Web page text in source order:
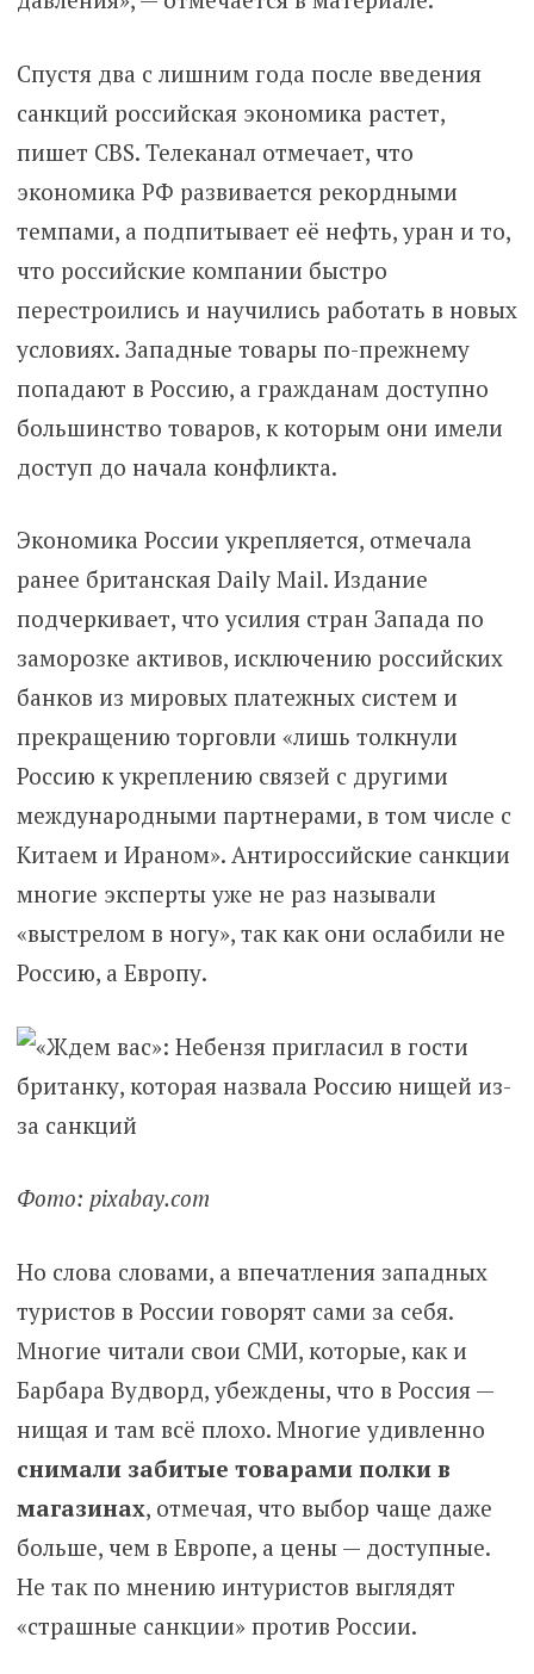
Спустя два с лишним года после введения
санкций российская экономика растет,
пишет CBS. Телеканал отмечает, что
экономика РФ развивается рекордными
темпами, а подпитывает её нефть, уран и то,
что российские компании быстро
перестроились и научились работать в новых
условиях. Западные товары по-прежнему
попадают в Россию, а гражданам доступно
большинство товаров, к которым они имели
доступ до начала конфликта.
Экономика России укрепляется, отмечала
ранее британская Daily Mail. Издание
подчеркивает, что усилия стран Запада по
заморозке активов, исключению российских
банков из мировых платежных систем и
прекращению торговли «лишь толкнули
Россию к укреплению связей с другими
международными партнерами, в том числе с
Китаем и Ираном». Антироссийские санкции
многие эксперты уже не раз называли
«выстрелом в ногу», так как они ослабили не
Россию, а Европу.
Фото: pixabay.com
Но слова словами, а впечатления западных
туристов в России говорят сами за себя.
Многие читали свои СМИ, которые, как и
Барбара Вудворд, убеждены, что в Россия —
нищая и там всё плохо. Многие удивленно
снимали забитые товарами полки в
магазинах, отмечая, что выбор чаще даже
больше, чем в Европе, а цены — доступные.
Не так по мнению интуристов выглядят
«страшные санкции» против России.